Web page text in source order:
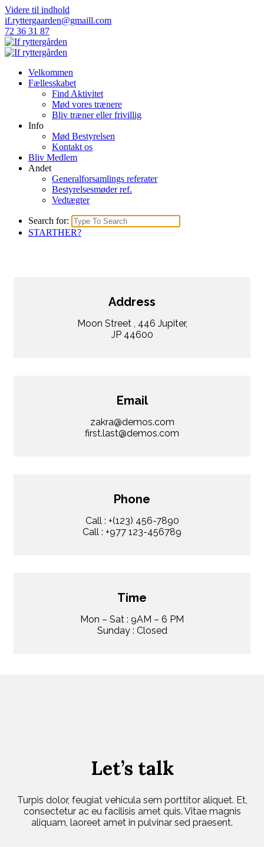
Videre til indhold
if.ryttergaarden@gmaill.com
72 36 31 87
Velkommen
Fællesskabet
Find Aktivitet
Mød vores trænere
Bliv træner eller frivillig
Info
Mød Bestyrelsen
Kontakt os
Bliv Medlem
Andet
Generalforsamlings referater
Bestyrelsesmøder ref.
Vedtægter
Search for:
STARTHER?
Address
Moon Street , 446 Jupiter,
JP 44600
Email
zakra@demos.com
first.last@demos.com
Phone
Call : +(123) 456-7890
Call : +977 123-456789
Time
Mon – Sat : 9AM – 6 PM
Sunday : Closed
Let’s talk
Turpis dolor, feugiat vehicula sem porttitor aliquet. Et,
consectetur ac eu facilisis amet quis. Vitae magnis
aliquam, laoreet amet in pulvinar sed praesent.